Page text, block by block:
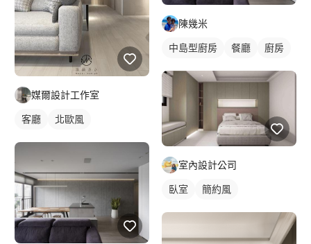
媒爾設計工作室
客廳 北歐風
陳幾米
中島型廚房 餐廳 廚房
室內設計公司
臥室 簡約風